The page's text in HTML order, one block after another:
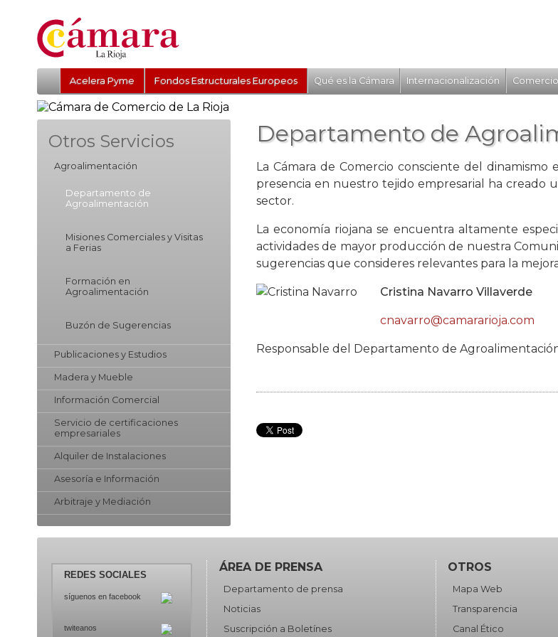
Acelera Pyme Fondos Estructurales Europeos Qué es la Cámara Internacionalización Comercio
Otros Servicios
Agroalimentación
Departamento de
Agroalimentación
Misiones Comerciales y Visitas
a Ferias
Formación en
Agroalimentación
Buzón de Sugerencias
Publicaciones y Estudios
Madera y Mueble
Información Comercial
Servicio de certificaciones
empresariales
Alquiler de Instalaciones
Asesoría e Información
Arbitraje y Mediación
Departamento de
La Cámara de Comercio consciente del
presencia en nuestro tejido empresarial ha creado
sector.
La economía riojana se encuentra altamente
actividades de mayor producción de nuestra
sugerencias que consideres relevantes para la
Cristina Navarro Villaverde
cnavarro@camararioja.com
Responsable del Departamento de
REDES SOCIALES
síguenos en facebook
twiteanos
ÁREA DE PRENSA
Departamento de prensa
Noticias
Suscripción a Boletínes
OTROS
Mapa Web
Transparencia
Canal Ético